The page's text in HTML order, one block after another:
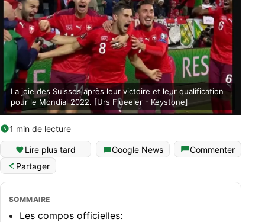
La joie des Suisses après leur victoire et leur qualification
pour le Mondial 2022. [Urs Flueeler - Keystone]
1 min de lecture
Lire plus tard Google News
Commenter
Partager
SOMMAIRE
Les compos officielles: